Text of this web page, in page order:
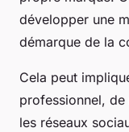
développer une
démarque de la
Cela peut
professionnel,
les réseaux